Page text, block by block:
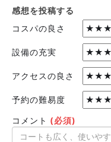
感想を投稿する
コスパの良さ
設備の充実
アクセスの良さ
予約の難易度
コメント (必須)